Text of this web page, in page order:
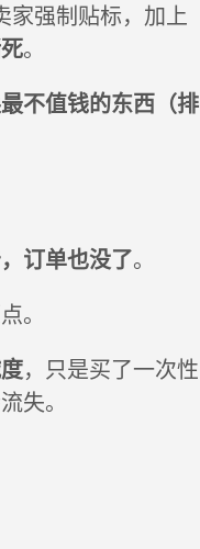
家强制贴标，加上
。
最不值钱的东西（排
订单也没了。
。
，只是买了一次性
失。